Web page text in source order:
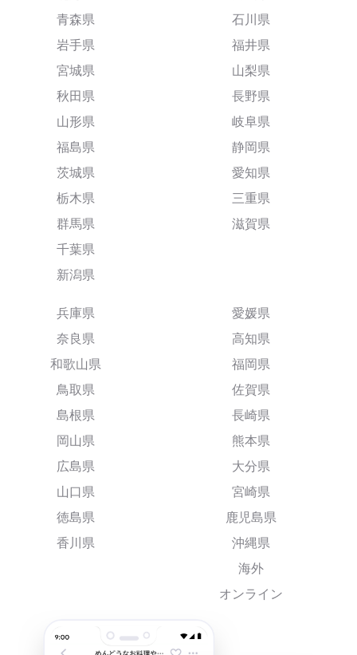
青森県
岩手県
宮城県
秋田県
山形県
福島県
茨城県
栃木県
群馬県
千葉県
新潟県
石川県
福井県
山梨県
長野県
岐阜県
静岡県
愛知県
三重県
滋賀県
兵庫県
奈良県
和歌山県
鳥取県
島根県
岡山県
広島県
山口県
徳島県
香川県
愛媛県
高知県
福岡県
佐賀県
長崎県
熊本県
大分県
宮崎県
鹿児島県
沖縄県
海外
オンライン